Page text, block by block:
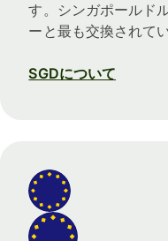
す。シンガポールド
ーと最も交換されてい
SGDについて